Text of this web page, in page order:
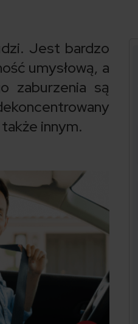
Jest bardzo
umysłową, a
zaburzenia są
innym.